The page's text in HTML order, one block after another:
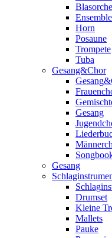
Ensemble
Horn
Posaune
Trompete
Tuba
Gesang&Chor
Gesang
Gesang
Drumset
Kleine
Mallets
Pauke